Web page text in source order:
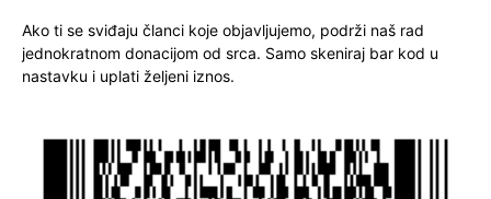
Ako ti se sviđaju članci koje objavljujemo, podrži naš rad
jednokratnom donacijom od srca. Samo skeniraj bar kod u
nastavku i uplati željeni iznos.